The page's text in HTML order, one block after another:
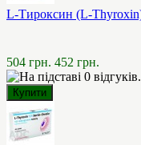
L-Тироксин (L-
504 грн. 452 грн.